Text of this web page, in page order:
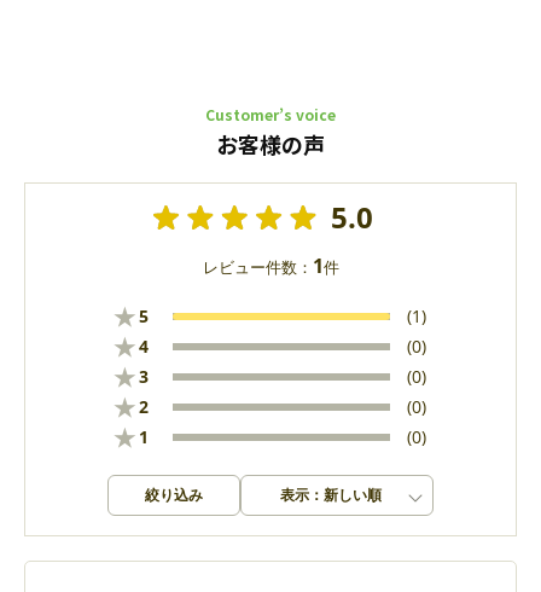
Customer’s voice
お客様の声
5.0
レビュー件数： 1件
★5 (1)
★4 (0)
★3 (0)
★2 (0)
★ 1 (0)
絞り込み 表示：新しい順